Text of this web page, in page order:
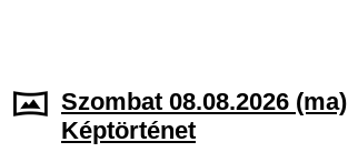
Szombat 08.08.2026 (ma)
Képtörténet